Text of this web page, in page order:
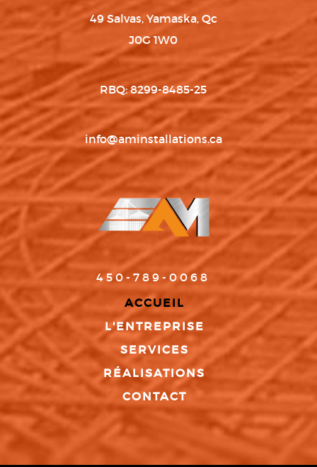
49 Salvas, Yamaska, Qc
J0G 1W0
RBQ: 8299-8485-25
info@aminstallations.ca
450-789-0068
ACCUEIL
L'ENTREPRISE
SERVICES
RÉALISATIONS
CONTACT